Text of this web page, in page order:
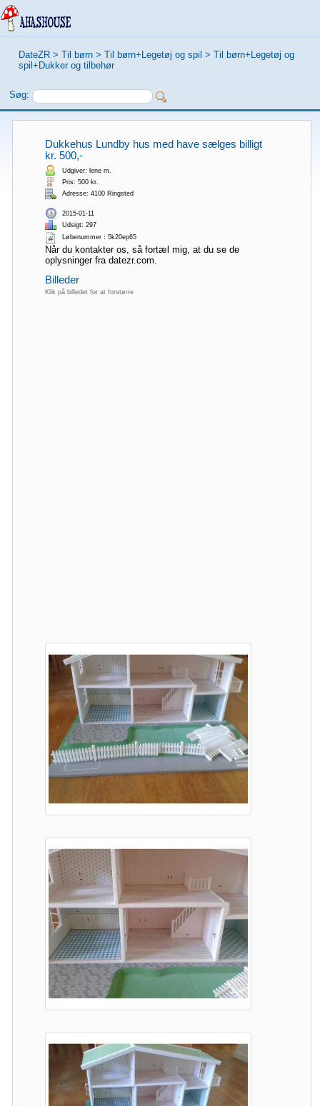
DateZR > Til børn > Til børn+Legetøj og spil > Til børn+Legetøj og
spil+Dukker og tilbehør
Søg:
Dukkehus Lundby hus med have sælges billigt
kr. 500,-
Udgiver: lene m.
Pris: 500 kr.
Adresse: 4100 Ringsted
2015-01-11
Udsigt: 297
Løbenummer：5k20ep65
Når du kontakter os, så fortæl mig, at du se de
oplysninger fra datezr.com.
Billeder
Klik på billedet for at forstørre